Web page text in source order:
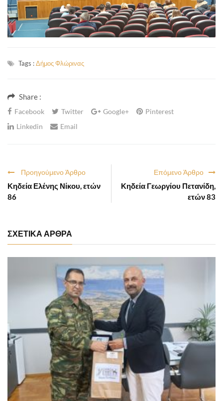
Tags :Δήμος Φλώρινας
Share :
Facebook Twitter Google+
Pinterest
Linkedin
Email
Επόμενο Άρθρο
Κηδεία Γεωργίου Πετανίδη,
ετών 83
Προηγούμενο Άρθρο
Κηδεία Ελένης Νίκου, ετών
86
ΣΧΕΤΙΚΑ ΑΡΘΡΑ